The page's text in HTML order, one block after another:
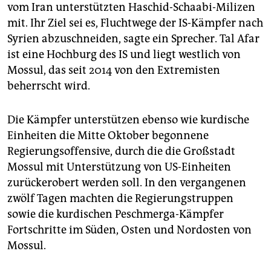
genossenschaft
epaper login
vom Iran unterstützten Haschid-Schaabi-Milizen
mit. Ihr Ziel sei es, Fluchtwege der IS-Kämpfer nach
Syrien abzuschneiden, sagte ein Sprecher. Tal Afar
ist eine Hochburg des IS und liegt westlich von
Mossul, das seit 2014 von den Extremisten
beherrscht wird.
Die Kämpfer unterstützen ebenso wie kurdische
Einheiten die Mitte Oktober begonnene
Regierungsoffensive, durch die die Großstadt
Mossul mit Unterstützung von US-Einheiten
zurückerobert werden soll. In den vergangenen
zwölf Tagen machten die Regierungstruppen
sowie die kurdischen Peschmerga-Kämpfer
Fortschritte im Süden, Osten und Nordosten von
Mossul.